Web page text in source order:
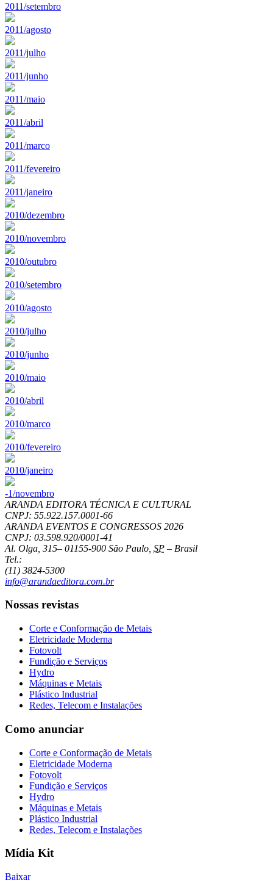
2011/setembro
2011/agosto
2011/julho
2011/junho
2011/maio
2011/abril
2011/marco
2011/fevereiro
2011/janeiro
2010/dezembro
2010/novembro
2010/outubro
2010/setembro
2010/agosto
2010/julho
2010/junho
2010/maio
2010/abril
2010/marco
2010/fevereiro
2010/janeiro
-1/novembro
ARANDA EDITORA TÉCNICA E CULTURAL
CNPJ: 55.922.157.0001-66
ARANDA EVENTOS E CONGRESSOS 2026
CNPJ: 03.598.920/0001-41
Al. Olga, 315– 01155-900 São Paulo SP – Brasil
Tel.:
(11) 3824-5300
info@arandaeditora.com.br
Nossas revistas
Corte e Conformação de Metais
Eletricidade Moderna
Fotovolt
Fundição e Serviços
Hydro
Máquinas e Metais
Plástico Industrial
Redes, Telecom e Instalações
Como anunciar
Corte e Conformação de Metais
Eletricidade Moderna
Fotovolt
Fundição e Serviços
Hydro
Máquinas e Metais
Plástico Industrial
Redes, Telecom e Instalações
Mídia Kit
Baixar